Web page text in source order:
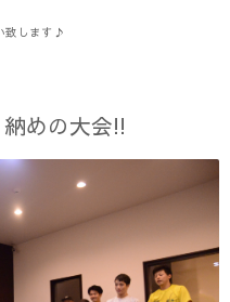
致します♪
めの大会!!